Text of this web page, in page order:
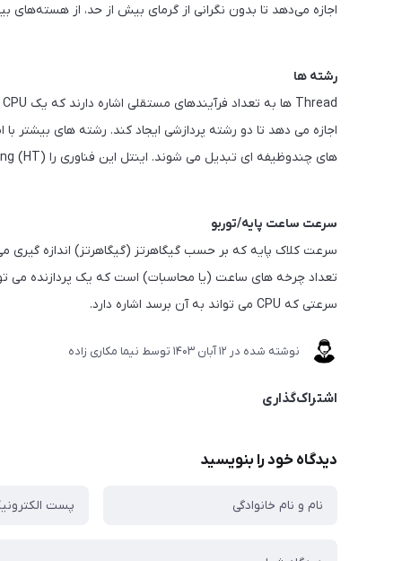
اجازه می‌دهد تا بدون نگرانی از گرمای بیش از حد، از هسته‌های
رشته ها
اجازه می دهد تا دو رشته پردازشی ایجاد کند. رشته های بیشتر
های چندوظیفه ای تبدیل می شوند. اینتل این فناوری را Hyper-Threading (HT) می نامد.
سرعت ساعت پایه/توربو
تعداد چرخه های ساعت (یا محاسبات) است که یک پردازنده می
سرعتی که CPU می تواند به آن برسد اشاره دارد.
نوشته شده در 12 آبان 1403 توسط نیما مکاری زاده
اشتراک‌گذاری
دیدگاه خود را بنویسید